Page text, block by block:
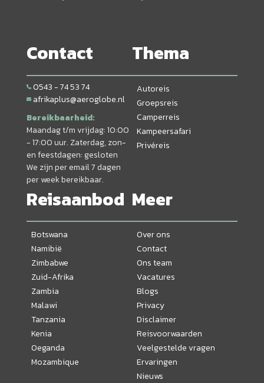
Contact
0543 - 74 53 74
afrikaplus@aeroglobe.nl
Bereikbaarheid:
Maandag t/m vrijdag: 10:00
- 17:00 uur. Zaterdag, zon-
en feestdagen: gesloten
We zijn per email 7 dagen
per week bereikbaar.
Thema
Autoreis
Groepsreis
Camperreis
Kampeersafari
Privéreis
Reisaanbod
Botswana
Namibië
Zimbabwe
Zuid-Afrika
Zambia
Malawi
Tanzania
Kenia
Oeganda
Mozambique
Meer
Over ons
Contact
Ons team
Vacatures
Blogs
Privacy
Disclaimer
Reisvoorwaarden
Veelgestelde vragen
Ervaringen
Nieuws